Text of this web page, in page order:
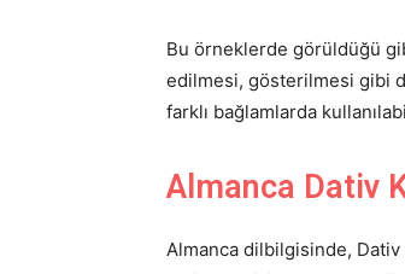
Bu örneklerde görüldüğü
edilmesi, gösterilmesi gibi
farklı bağlamlarda
Almanca Dativ
Almanca dilbilgisinde,